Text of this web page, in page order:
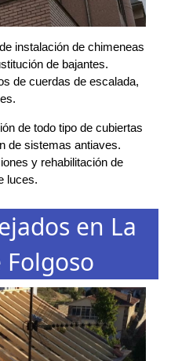
instalación de chimeneas
de bajantes.
de cuerdas de escalada,
de todo tipo de cubiertas
de sistemas antiaves.
y rehabilitación de
luces.
en La
Folgoso